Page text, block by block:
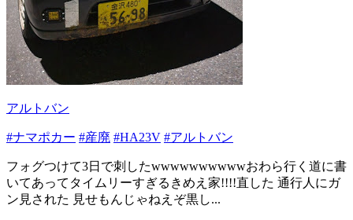
アルトバン
#ナマポカー #産廃 #HA23V #アルトバン
フォグつけて3日で刺したwwwwwwwwwwおわら行く道に書
いてあってタイムリーすぎるきめえ家!!!!直した 通行人にガ
ン見された 見せもんじゃねえぞ黒し...